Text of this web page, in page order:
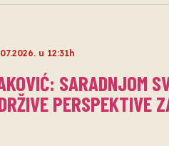
u 12:31h
SARADNJOM
PERSPEKTIVE